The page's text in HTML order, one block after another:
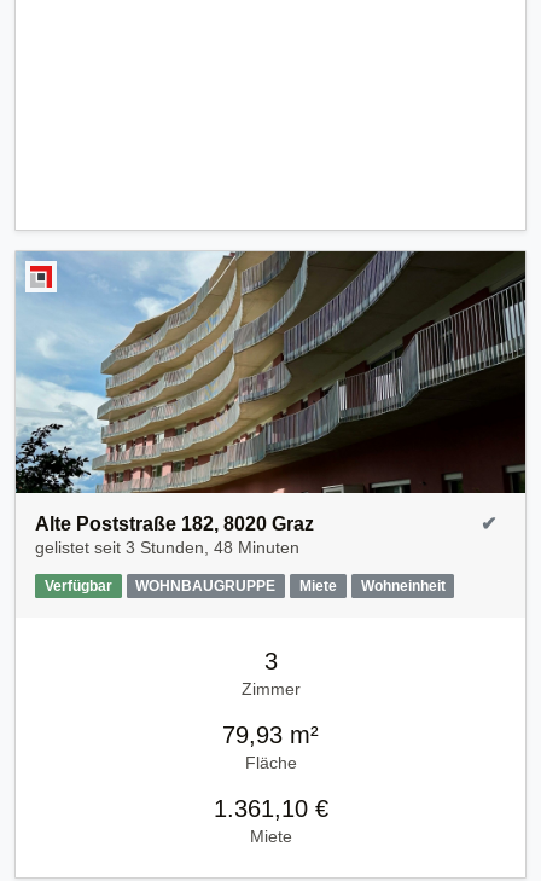
Alte Poststraße 182, 8020 Graz
gelistet seit 3 Stunden, 48 Minuten
Verfügbar WOHNBAUGRUPPE Miete Wohneinheit
✔
3
Zimmer
79,93 m²
Fläche
1.361,10 €
Miete